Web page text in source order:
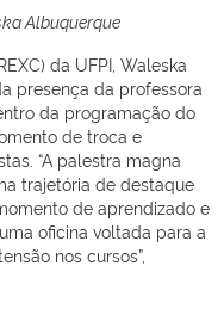
Albuquerque
da UFPI, Waleska
presença da professora
da programação do
de troca e
“A palestra magna
trajetória de destaque
de aprendizado e
oficina voltada para a
nos cursos”,